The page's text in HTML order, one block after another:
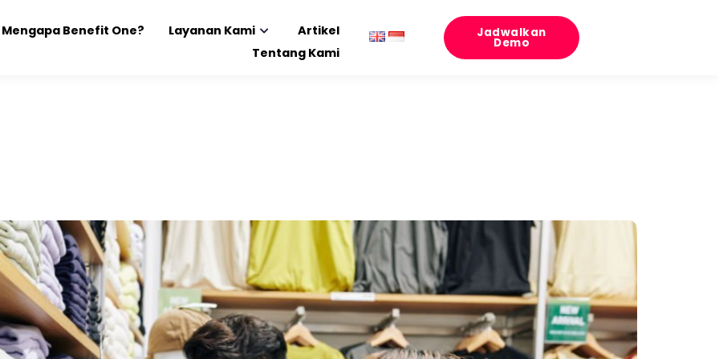
Mengapa Benefit One? Layanan Kami
Artikel
Tentang Kami
Jadwalkan
Demo